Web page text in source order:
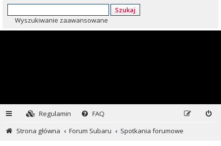
Szukaj
Wyszukiwanie zaawansowane
Regulamin
FAQ
Strona główna
Forum Subaru Spotkania forumowe